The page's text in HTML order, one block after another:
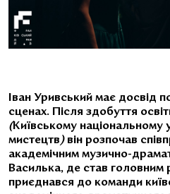
Іван Уривський має досвід
сценах. Після здобуття
(Київському національному
мистецтв) він розпочав
академічним музично-
Василька, де став
приєднався до команди